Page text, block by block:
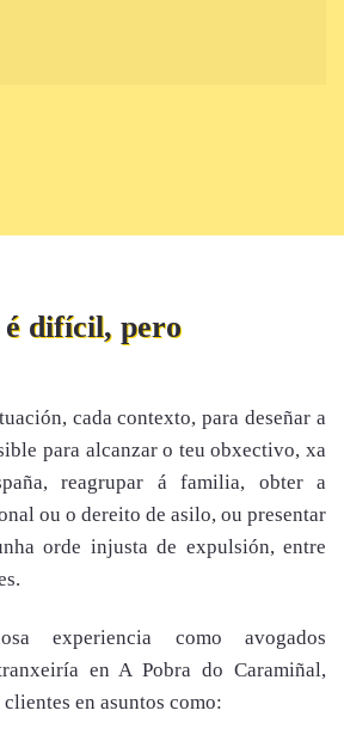
é difícil, pero
cada contexto, para deseñar a
para alcanzar o teu obxectivo, xa
reagrupar á familia, obter a
ou o dereito de asilo, ou presentar
orde injusta de expulsión, entre
experiencia como avogados
en A Pobra do Caramiñal,
en asuntos como: